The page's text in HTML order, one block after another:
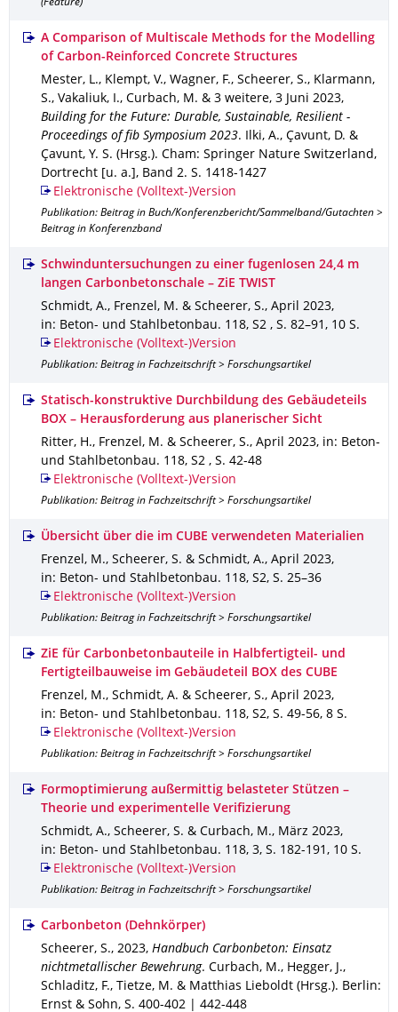
(Feature)
A Comparison of Multiscale Methods for the Modelling
of Carbon-Reinforced Concrete Structures
Mester, L., Klempt, V., Wagner, F., Scheerer, S., Klarmann,
S., Vakaliuk, I., Curbach, M. & 3 weitere, 3 Juni 2023,
Building for the Future: Durable, Sustainable, Resilient -
Proceedings of fib Symposium 2023.
Ilki, A., Çavunt, D. &
Çavunt, Y. S. (Hrsg.). Cham: Springer Nature Switzerland,
Dortrecht [u. a.] , Band 2. S. 1418-1427
Elektronische (Volltext-)Version
Publikation: Beitrag in Buch/Konferenzbericht/Sammelband/Gutachten >
Beitrag in Konferenzband
Schwinduntersuchungen zu einer fugenlosen 24,4 m
langen Carbonbetonschale – ZiE TWIST
Schmidt, A., Frenzel, M. & Scheerer, S., April 2023,
in: Beton- und Stahlbetonbau. 118, S2 , S. 82–91 , 10 S.
Elektronische (Volltext-)Version
Publikation: Beitrag in Fachzeitschrift > Forschungsartikel
Statisch-konstruktive Durchbildung des Gebäudeteils
BOX – Herausforderung aus planerischer Sicht
Ritter, H., Frenzel, M. & Scheerer, S., April 2023, in: Beton-
und Stahlbetonbau. 118, S2 , S. 42-48
Elektronische (Volltext-)Version
Publikation: Beitrag in Fachzeitschrift > Forschungsartikel
Übersicht über die im CUBE verwendeten Materialien
Frenzel, M., Scheerer, S. & Schmidt, A., April 2023,
in: Beton- und Stahlbetonbau. 118, S2, S. 25–36
Elektronische (Volltext-)Version
Publikation: Beitrag in Fachzeitschrift > Forschungsartikel
ZiE für Carbonbetonbauteile in Halbfertigteil- und
Fertigteilbauweise im Gebäudeteil BOX des CUBE
Frenzel, M., Schmidt, A. & Scheerer, S., April 2023,
in: Beton- und Stahlbetonbau. 118, S2, S. 49-56, 8 S.
Elektronische (Volltext-)Version
Publikation: Beitrag in Fachzeitschrift > Forschungsartikel
Formoptimierung außermittig belasteter Stützen –
Theorie und experimentelle Verifizierung
Schmidt, A., Scheerer, S. & Curbach, M., März 2023,
in: Beton- und Stahlbetonbau. 118, 3, S. 182-191 , 10 S.
Elektronische (Volltext-)Version
Publikation: Beitrag in Fachzeitschrift > Forschungsartikel
Carbonbeton (Dehnkörper)
Scheerer, S., 2023, Handbuch Carbonbeton: Einsatz
nichtmetallischer Bewehrung. Curbach, M., Hegger, J.,
Schladitz, F., Tietze, M. & Matthias Lieboldt (Hrsg.). Berlin:
Ernst & Sohn, S. 400-402 | 442-448